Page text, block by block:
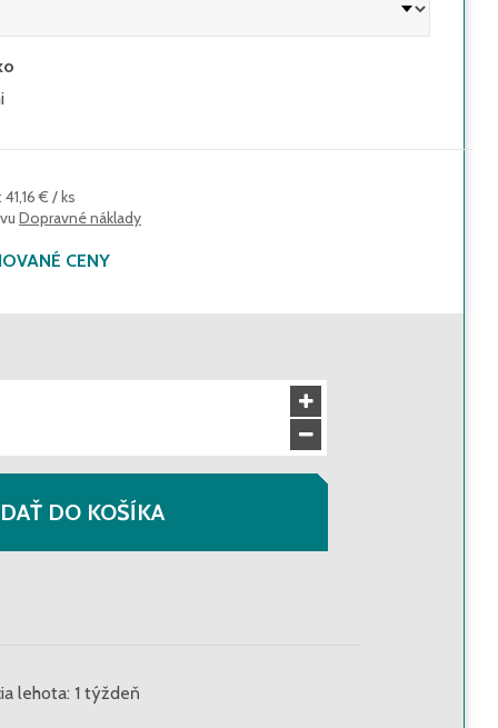
: 41,16 € /ks
Dopravné náklady
CENY
DO KOŠÍKA
lehota: 1 týždeň